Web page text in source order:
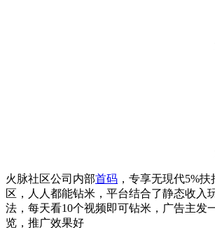
火脉社区公司内部首码 ，专享无現代5%
区，人人都能钻米，平台结合了静态收入
法，每天看10个视频即可钻米，广告主发
览，推广效果好